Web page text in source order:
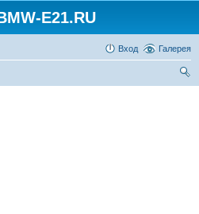
E21.RU
Галерея
Вход